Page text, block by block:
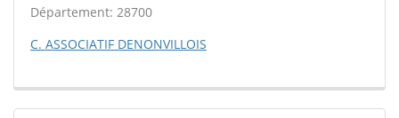
Département: 28700
C. ASSOCIATIF DENONVILLOIS